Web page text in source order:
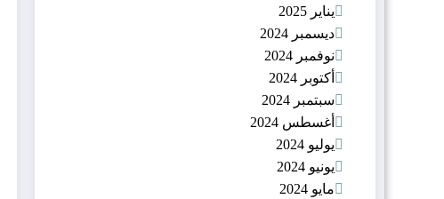
يناير 2025
ديسمبر 2024
نوفمبر 2024
أكتوبر 2024
سبتمبر 2024
أغسطس 2024
يوليو 2024
يونيو 2024
مايو 2024